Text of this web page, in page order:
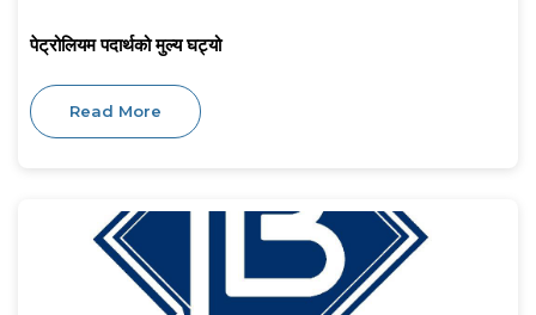
पेट्रोलियम पदार्थको मुल्य घट्यो
Read More